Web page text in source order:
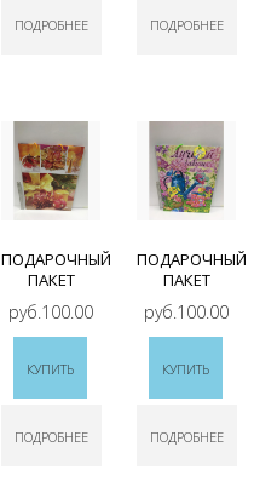
ПОДРОБНЕЕ ПОДРОБНЕЕ
ПОДАРОЧНЫЙ
ПАКЕТ
руб.100.00
КУПИТЬ
ПОДРОБНЕЕ
ПОДАРОЧНЫЙ
ПАКЕТ
руб.100.00
КУПИТЬ
ПОДРОБНЕЕ